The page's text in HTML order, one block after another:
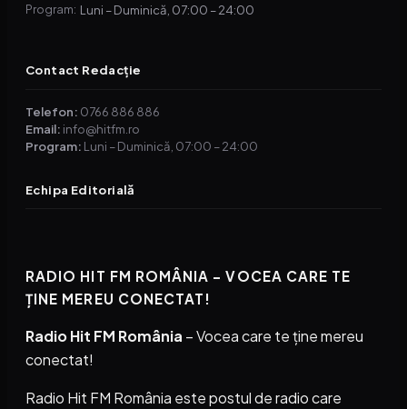
Program: Luni – Duminică, 07:00 – 24:00
Contact Redacție
Telefon: 0766 886 886
Email: info@hitfm.ro
Program: Luni – Duminică, 07:00 – 24:00
Echipa Editorială
RADIO HIT FM ROMÂNIA – VOCEA CARE TE
ȚINE MEREU CONECTAT!
Radio Hit FM România – Vocea care te ține mereu
conectat!
Radio Hit FM România este postul de radio care